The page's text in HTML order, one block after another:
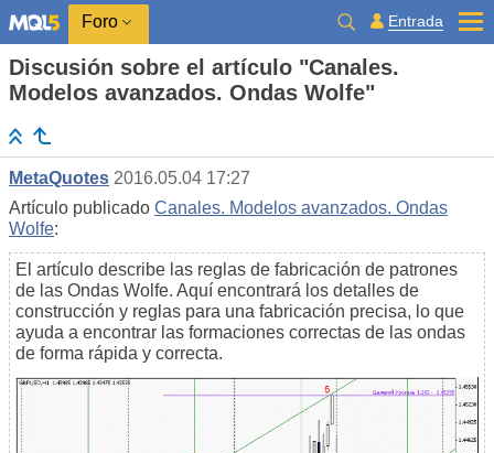
Foro Entrada
Discusión sobre el artículo "Canales.
Modelos avanzados. Ondas Wolfe"
MetaQuotes 2016.05.04 17:27
Artículo publicado Canales. Modelos avanzados. Ondas
Wolfe:
El artículo describe las reglas de fabricación de patrones
de las Ondas Wolfe. Aquí encontrará los detalles de
construcción y reglas para una fabricación precisa, lo que
ayuda a encontrar las formaciones correctas de las ondas
de forma rápida y correcta.